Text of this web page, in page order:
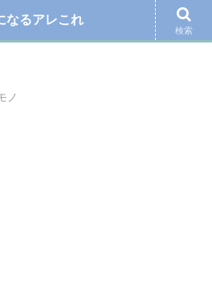
なタイムセール☆こちらから／
ノ
なるアレこれ
検索